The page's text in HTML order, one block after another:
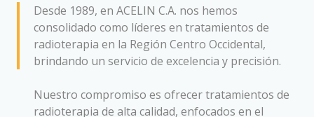
Desde 1989, en ACELIN C.A. nos hemos
consolidado como líderes en tratamientos de
radioterapia en la Región Centro Occidental,
brindando un servicio de excelencia y precisión.
Nuestro compromiso es ofrecer tratamientos de
radioterapia de alta calidad, enfocados en el